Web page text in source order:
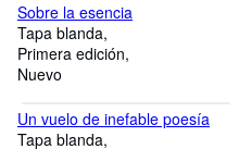
Sobre la esencia
Tapa blanda
Primera edición
Nuevo
Un vuelo de inefable poesía
Tapa blanda